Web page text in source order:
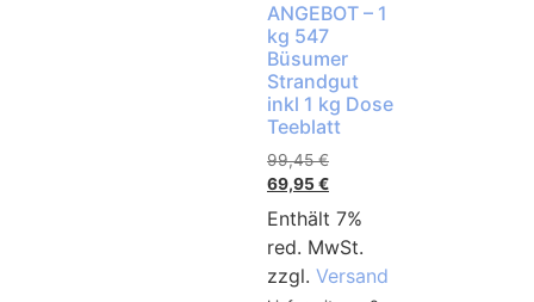
ANGEBOT – 1
kg 547
Büsumer
Strandgut
inkl 1 kg Dose
Teeblatt
99,45€
69,95€
Enthält 7%
red. MwSt.
zzgl. Versand